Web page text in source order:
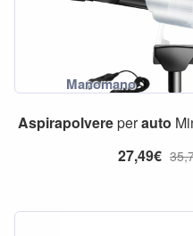
Aspirapolvereperauto
27,49€